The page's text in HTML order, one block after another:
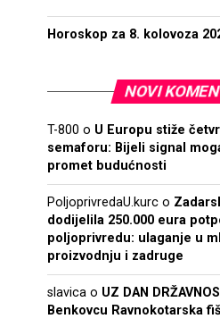
Horoskop za 8. kolovoza
NOVI
T-800 o U Europu stiže
semaforu: Bijeli signal
promet budućnosti
PoljoprivredaU.kurc o
dodijelila 250.000 eura
poljoprivredu: ulaganje u
proizvodnju i zadruge
slavica o UZ DAN
Benkovcu Ravnokotarska